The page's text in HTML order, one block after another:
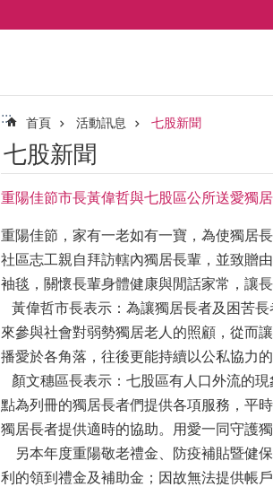
::: 首頁 活動訊息 七股新聞
七股新聞
重陽佳節市長黃偉哲與七股區公所送愛獨
重陽佳節，家有一老如有一寶，為使獨居
社區志工親自拜訪轄內獨居長輩，並致贈
袖毯，關懷長輩身體健康與閒話家常，讓
黃偉哲市長表示：為讓獨居長者及困苦
來參與社會對弱勢獨居老人的照顧，從而
播愛於各角落，往後更能持續以公私協力
顏文穗區長表示：七股區有人口外流的
點為列冊的獨居長者們提供各項服務，平
獨居長者提供適時的協助。用愛一同守護
另本年度重陽敬老禮金、防疫補貼暨健
利的領到禮金及補助金；因故無法提供帳